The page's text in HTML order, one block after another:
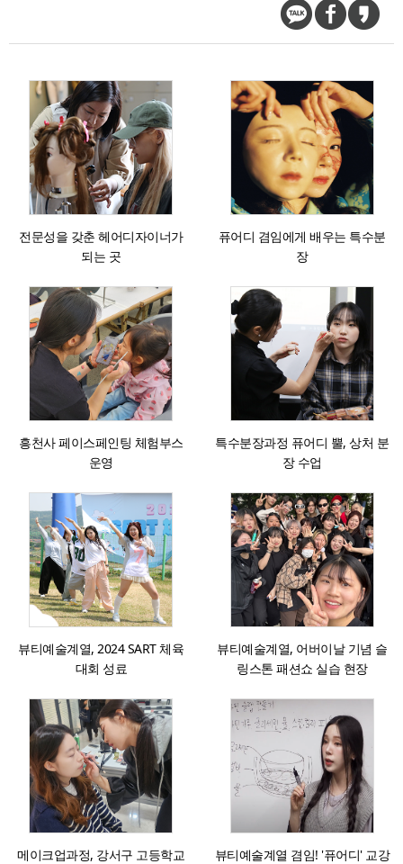
전문성을 갖춘 헤어디자이너가
되는 곳
퓨어디 겸임에게 배우는 특수분
장
흥천사 페이스페인팅 체험부스
운영
특수분장과정 퓨어디 뿔, 상처 분
장 수업
뷰티예술계열, 2024 SART 체육
대회 성료
뷰티예술계열, 어버이날 기념 슬
링스톤 패션쇼 실습 현장
메이크업과정, 강서구 고등학교
뷰티예술계열 겸임! '퓨어디' 교강